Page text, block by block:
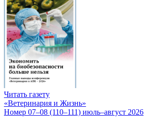
Читать газету
«Ветеринария и Жизнь»
Номер 07–08 (110–111) июль–август 2026